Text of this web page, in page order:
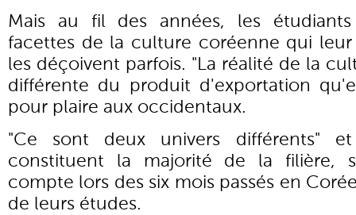
Mais au fil des années, les
facettes de la culture coréenne qui
les déçoivent parfois. "La réalité de la
différente du produit d'exportation
pour plaire aux occidentaux.
"Ce sont deux univers différents"
constituent la majorité de la filière,
compte lors des six mois passés en
de leurs études.